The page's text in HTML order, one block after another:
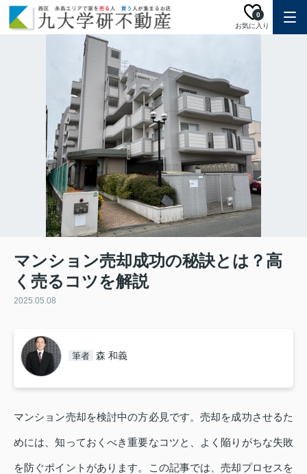
お気に入り
0
マンション売却成功の秘訣とは？高
く売るコツを解説
2025.05.08
筆者 森 和義
マンション売却を検討中の方必見です。売却を成功させるた
めには、知っておくべき重要なコツと、よく陥りがちな失敗
を防ぐポイントがあります。この記事では、売却プロセスを